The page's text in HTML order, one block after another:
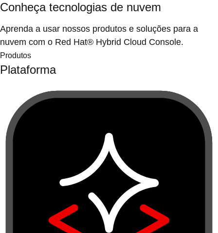
Conheça tecnologias de nuvem
Aprenda a usar nossos produtos e soluções para a
nuvem com o Red Hat® Hybrid Cloud Console.
Produtos
Plataforma